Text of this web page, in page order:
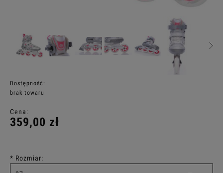
Dostępność:
brak towaru
Cena:
359,00 zł
* Rozmiar: